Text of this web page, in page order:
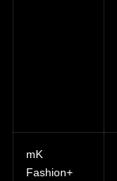
mK
Fashion+